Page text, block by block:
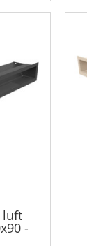
luft
-